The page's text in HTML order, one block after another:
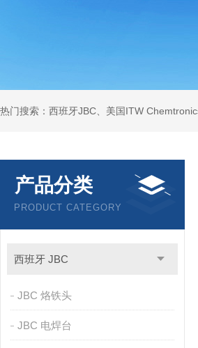
产品分类
PRODUCT CATEGORY
西班牙 JBC
JBC 烙铁头
JBC 电焊台